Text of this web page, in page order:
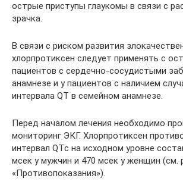
острые приступы глаукомы в связи с
зрачка.
В связи с риском развития
хлорпротиксен следует применять с
пациентов с сердечно-сосудистыми
анамнезе и у пациентов с наличием
интервала QT в семейном анамнезе.
Перед началом лечения необходимо
мониторинг ЭКГ. Хлорпротиксен
интервал QTс на исходном уровне
мсек у мужчин и 470 мсек у женщин (см.
«Противопоказания»).